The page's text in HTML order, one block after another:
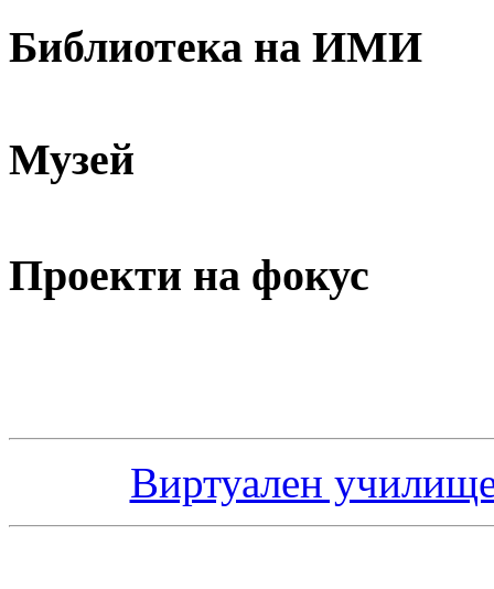
Библиотека на ИМИ
Музей
Проекти на фокус
Виртуален